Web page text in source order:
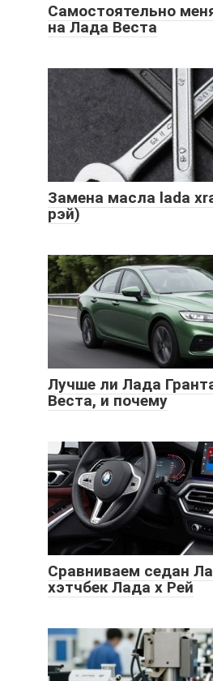
Самостоятельно
на Лада Веста
Замена масла lada
рэй)
Лучше ли Лада
Веста, и почему
Сравниваем седан
хэтчбек Лада х Рей